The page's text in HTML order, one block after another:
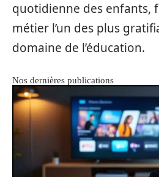
quotidienne des enfants,
métier l’un des plus
domaine de l’éducation.
Nos dernières publications